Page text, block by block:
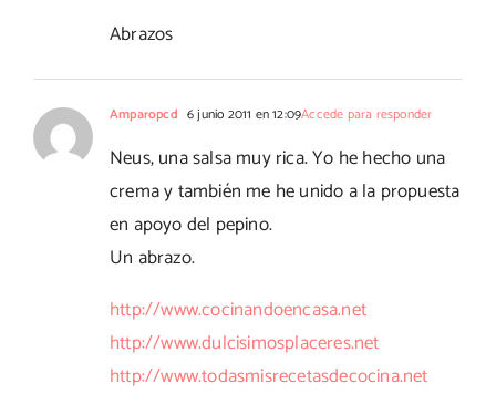
Abrazos
Amparopcd 6 junio 2011 en 12:09Accede para responder
Neus, una salsa muy rica. Yo he hecho una
crema y también me he unido a la propuesta
en apoyo del pepino.
Un abrazo.
http://www.cocinandoencasa.net
http://www.dulcisimosplaceres.net
http://www.todasmisrecetasdecocina.net